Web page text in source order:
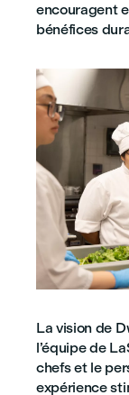
encouragent
bénéfices
La vision de
l’équipe de
chefs et le
expérience